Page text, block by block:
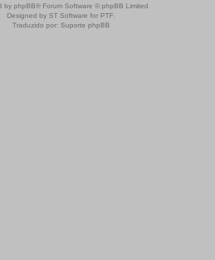
by phpBB® Forum Software © phpBB Limited
Designed by ST Software for PTF.
Traduzido por: Suporte phpBB